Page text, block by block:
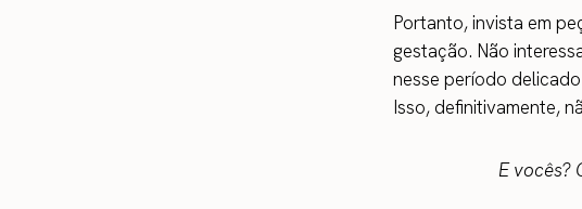
Portanto, invista em
gestação. Não
nesse período
Isso, definitivamente,
E vocês?